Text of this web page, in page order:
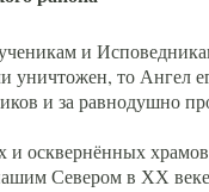
и
уничтожен, то Ангел
и за равнодушно
осквернённых
Севером в ХХ